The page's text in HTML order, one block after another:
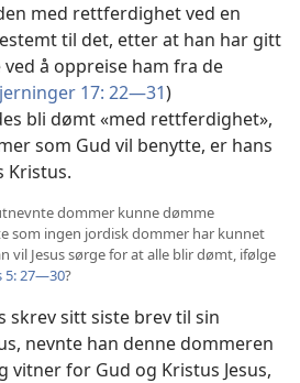
med rettferdighet ved en
til det, etter at han har gitt
å oppreise ham fra de
17: 22—31)
bli dømt «med rettferdighet»,
som Gud vil benytte, er hans
Kristus.
dommer kunne dømme
som ingen jordisk dommer har kunnet
vil Jesus sørge for at alle blir dømt, ifølge
5: 27—30?
skrev sitt siste brev til sin
nevnte han denne dommeren
vitner for Gud og Kristus Jesus,